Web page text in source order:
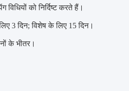
विधियों को निर्दिष्ट करते हैं।
3 दिन; विशेष के लिए 15 दिन।
के भीतर।